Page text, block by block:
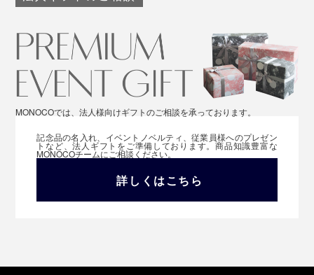
MONOCOでは、法人様向けギフトのご相談を承っております。
記念品の名入れ、イベントノベルティ、従業員様へのプレゼン
トなど、法人ギフトをご準備しております。商品知識豊富な
MONOCOチームにご相談ください。
詳しくはこちら